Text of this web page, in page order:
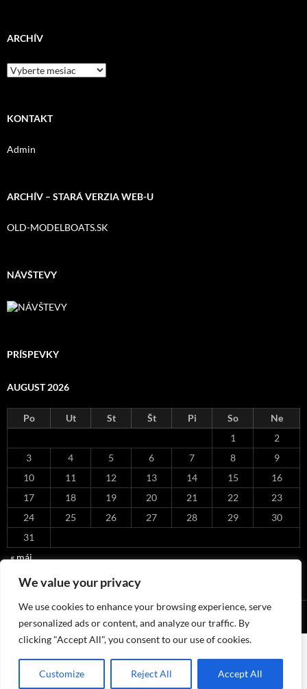
We value your privacy
We use cookies to enhance your browsing experience, serve
personalized ads or content, and analyze our traffic. By
clicking "Accept All", you consent to our use of cookies.
Customize Reject All Accept All
ARCHÍV
Archív
KONTAKT
Admin
ARCHÍV – STARÁ VERZIA WEB-U
OLD-MODELBOATS.SK
NÁVŠTEVY
PRÍSPEVKY
AUGUST 2026
Po Ut St Št Pi So
Ne
1
2
3
4 5 6 7 8
9
10
11 12 13 14 15
16
17
18 19 20 21 22
23
24
25 26 27 28 29
30
31
« máj